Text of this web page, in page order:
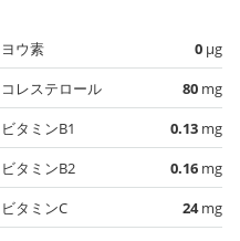
ヨウ素 0 µg
コレステロール
80 mg
ビタミンB1
0.13 mg
ビタミンB2
0.16 mg
ビタミンC
24mg